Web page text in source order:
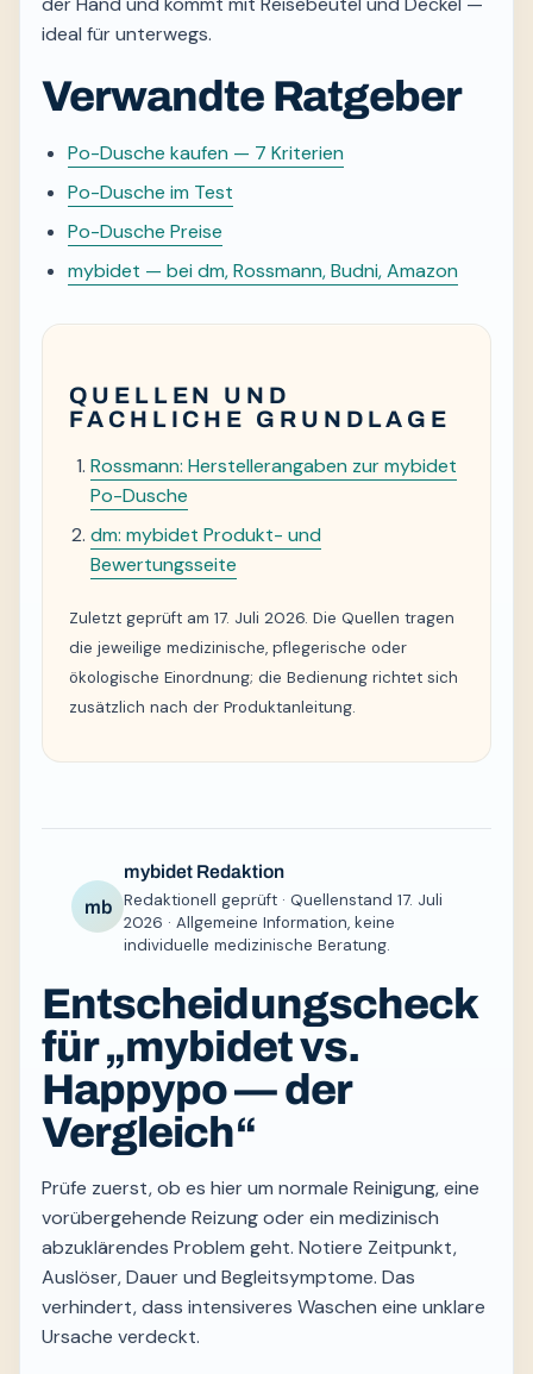
ideal für unterwegs.
Verwandte Ratgeber
Po-Dusche kaufen — 7 Kriterien
Po-Dusche im Test
Po-Dusche Preise
mybidet — bei dm, Rossmann, Budni, Amazon
QUELLEN UND
FACHLICHE GRUNDLAGE
Rossmann: Herstellerangaben zur mybidet
Po-Dusche
dm: mybidet Produkt- und
Bewertungsseite
Zuletzt geprüft am 17. Juli 2026. Die Quellen tragen
die jeweilige medizinische, pflegerische oder
ökologische Einordnung; die Bedienung richtet sich
zusätzlich nach der Produktanleitung.
mb
mybidet Redaktion
Redaktionell geprüft · Quellenstand 17. Juli
2026 · Allgemeine Information, keine
individuelle medizinische Beratung.
Entscheidungscheck
für „mybidet vs.
Happypo — der
Vergleich“
Prüfe zuerst, ob es hier um normale Reinigung, eine
vorübergehende Reizung oder ein medizinisch
abzuklärendes Problem geht. Notiere Zeitpunkt,
Auslöser, Dauer und Begleitsymptome. Das
verhindert, dass intensiveres Waschen eine unklare
Ursache verdeckt.